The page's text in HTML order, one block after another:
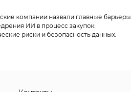
компании назвали главные барьеры
ИИ в процесс закупок:
риски и безопасность данных.